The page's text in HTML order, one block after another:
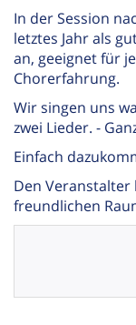
In der Session
letztes Jahr als
an, geeignet für
Chorerfahrung.
Wir singen uns
zwei Lieder. -
Einfach
Den
freundlichen